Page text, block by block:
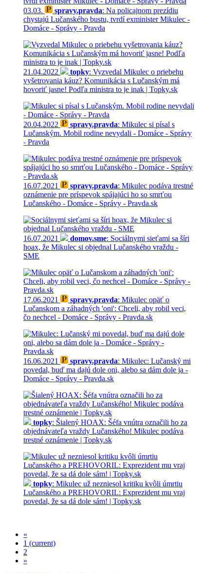
03.03. spravy.pravda: Na policajnom prezídiu
chystajú Lučanského bustu, tvrdí exminister Mikulec -
Domáce - Správy - Pravda
21.04.2022 topky: Vyzvedal Mikulec o priebehu
vyšetrovania káuz? Komunikácia s Lučanským má
hovoriť jasne! Podľa ministra to je inak | Topky.sk
20.04.2022 spravy.pravda: Mikulec si písal s
Lučanským. Mobil rodine nevydali - Domáce - Správy
- Pravda
16.07.2021 spravy.pravda: Mikulec podáva trestné
oznámenie pre príspevok spájajúci ho so smrťou
Lučanského - Domáce - Správy - Pravda.sk
16.07.2021 domov.sme: Sociálnymi sieťami sa šíri
hoax, že Mikulec si objednal Lučanského vraždu -
SME
17.06.2021 spravy.pravda: Mikulec opäť o
Lučanskom a záhadných 'oni': Chceli, aby robil veci,
čo nechcel - Domáce - Správy - Pravda.sk
16.06.2021 spravy.pravda: Mikulec: Lučanský mi
povedal, buď ma dajú dole oni, alebo sa dám dole ja -
Domáce - Správy - Pravda.sk
topky: Šialený HOAX: Šéfa vnútra označili ho za
objednávateľa vraždy Lučanského! Mikulec podáva
trestné oznámenie | Topky.sk
topky: Mikulec už nezniesol kritiku kvôli úmrtiu
Lučanského a PREHOVORIL: Exprezident mu vraj
povedal, že sa dá dole sám! | Topky.sk
«
1 (current)
2
»